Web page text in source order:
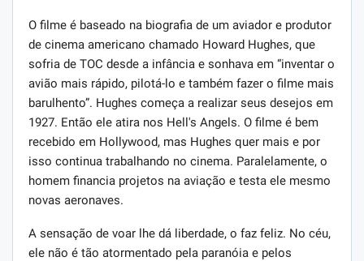
O filme é baseado na biografia de um aviador e produtor
de cinema americano chamado Howard Hughes, que
sofria de TOC desde a infância e sonhava em “inventar o
avião mais rápido, pilotá-lo e também fazer o filme mais
barulhento”. Hughes começa a realizar seus desejos em
1927. Então ele atira nos Hell's Angels. O filme é bem
recebido em Hollywood, mas Hughes quer mais e por
isso continua trabalhando no cinema. Paralelamente, o
homem financia projetos na aviação e testa ele mesmo
novas aeronaves.
A sensação de voar lhe dá liberdade, o faz feliz. No céu,
ele não é tão atormentado pela paranóia e pelos